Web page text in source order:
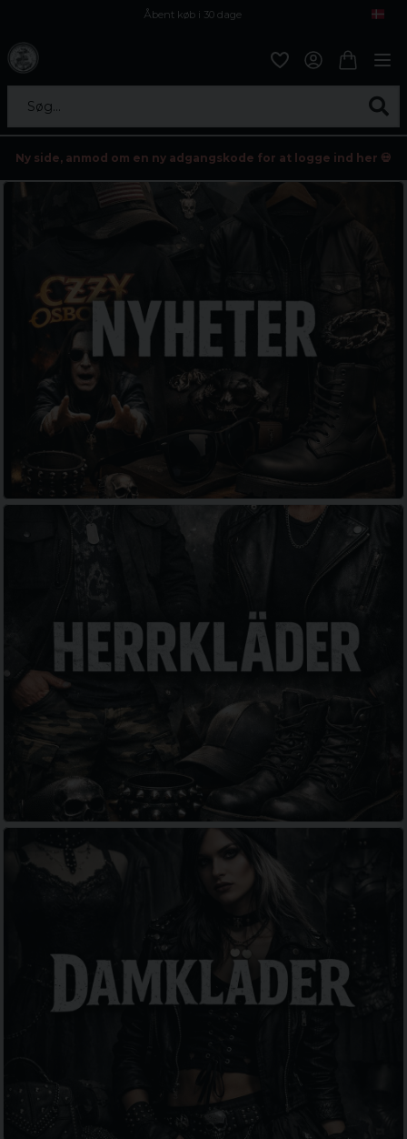
Åbent køb i 30 dage
Søg...
Ny side, anmod om en ny adgangskode for at logge ind her 💀